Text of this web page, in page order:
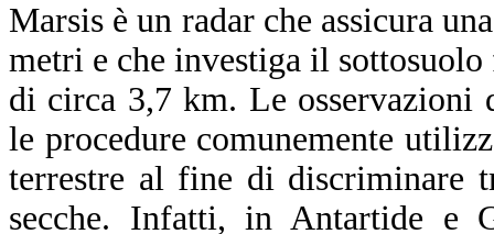
Marsis è un radar che assicura
metri e che investiga il
di circa 3,7 km. Le osservazioni
le procedure comunemente
terrestre al fine di discriminare
secche. Infatti, in Antartide e